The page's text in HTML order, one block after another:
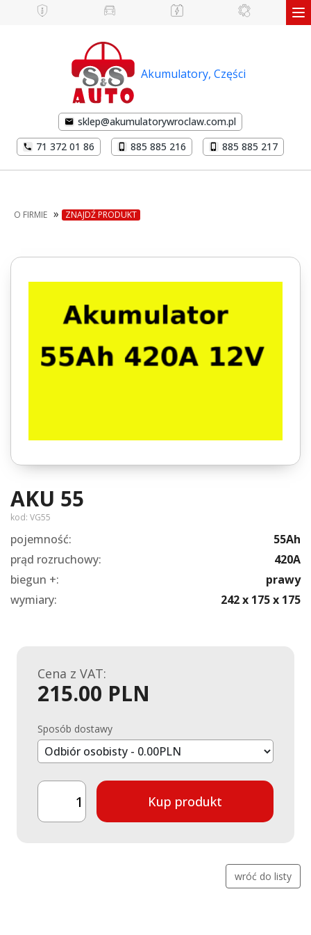
Akumulatory, Części
sklep@akumulatorywroclaw.com.pl
71 372 01 86
885 885 216 885 885 217
O FIRMIE » ZNAJDŹ PRODUKT
AKU 55
kod: VG55
pojemność:
55Ah
prąd rozruchowy:
420A
biegun +:
prawy
wymiary:
242 x 175 x 175
Cena z VAT:
215.00 PLN
Sposób dostawy
Kup produkt
wróć do listy